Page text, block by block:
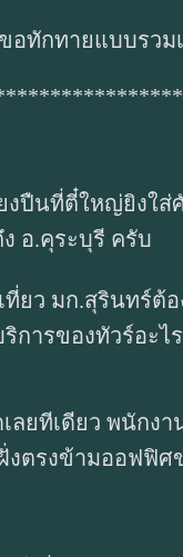
ทักทายแบบรวม
งปืนที่ตี๋ใหญ่ยิงใส่
ง อ.คุระบุรี ครับ
ที่ยว มก.สุรินทร์
การของทัวร์อะไร
ลยทีเดียว พนักง
งตรงข้ามออฟฟิศ